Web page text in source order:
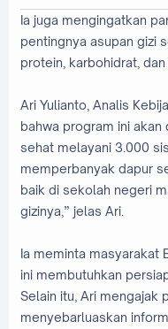
Ia juga mengingatkan
pentingnya asupan gizi
protein, karbohidrat, dan
Ari Yulianto, Analis
bahwa program ini
sehat melayani 3.000
memperbanyak dapur
baik di sekolah negeri
gizinya,” jelas Ari.
Ia meminta masyarakat
ini membutuhkan
Selain itu, Ari mengajak
menyebarluaskan